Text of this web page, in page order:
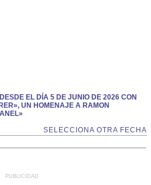
EL DÍA 5 DE JUNIO DE 2026 CON
UN HOMENAJE A RAMON
SELECCIONA OTRA FECHA
PUBLICIDAD